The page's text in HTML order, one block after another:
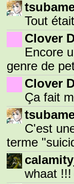
Tout
Clover
Encore
genre de
Clover
Ça fait
C'est
terme
whaat